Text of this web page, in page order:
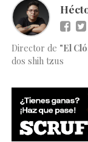
Director de "El
dos shih tzus